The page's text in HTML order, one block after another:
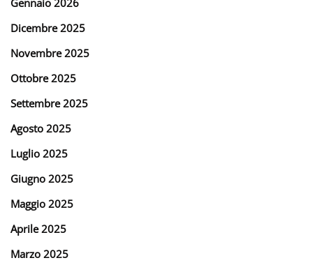
Dicembre 2025
Novembre 2025
Ottobre 2025
Settembre 2025
Agosto 2025
Luglio 2025
Giugno 2025
Maggio 2025
Aprile 2025
Marzo 2025